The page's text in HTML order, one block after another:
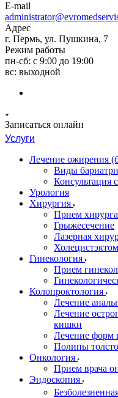
E-mail
Адрес
г. Пермь, ул. Пушкина, 7
Режим работы
пн-сб: с 9:00 до 19:00
вс: выходной
Записаться онлайн
Услуги
Лечение ожирения
Виды
Консультация
Урология
Хирургия
Прием хирурга
Грыжесечение
Лазерная
Гинекология
Прием
Колопроктология
Лечение
Лечение
кишки
Лечение форм
Полипы
Онкология
Прием врача
Эндоскопия